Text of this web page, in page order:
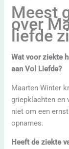
Meest
over
liefde
Wat voor ziekte
aan Vol Liefde?
Maarten Winter
griepklachten en
niet om een
opnames.
Heeft de ziekte